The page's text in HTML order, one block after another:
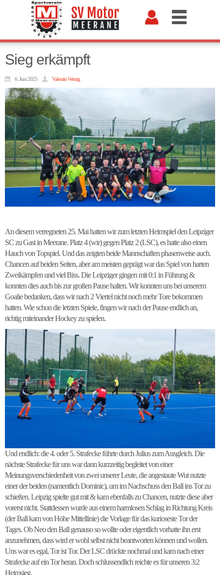
Sieg erkämpft
6. Juni 2025 Valentin Wetzig
An diesem verregneten 25. Mai hatten wir zum letzten Heimspiel den Leipziger
SC zu Gast in Meerane. Platz 4 (wir) gegen Platz 2 (LSC), es hatte also einen
Hauch von Topspiel. Und das zeigten beide Mannschaften phasenweise auch.
Chancen auf beiden Seiten, aber am meisten geprägt war das Spiel von harten
Zweikämpfen und viel Biss. Die Leipziger gingen mit 0:1 in Führung &
konnten dies auch bis zur großen Pause halten. Wir konnten uns bei unserem
Goalie bedanken, dass wir nach 2 Viertel nicht noch mehr Tore bekommen
hatten. Wie schon die letzten Spiele, fingen wir nach der Pause endlich an,
richtig miteinander Hockey zu spielen.
Und endlich: die 4. oder 5. Strafecke führte durch Julius zum Ausgleich. Die
nächste Strafecke für uns war dann kurzzeitig begleitet von einer
Meinungsverschiedenheit von zwei unserer Leute, die angestaute Wut nutzte
einer der beiden (namentlich Dominic), um im Nachschuss den Ball ins Tor zu
schießen. Leipzig spielte gut mit & kam ebenfalls zu Chancen, nutzte diese aber
vorerst nicht. Stattdessen wurde aus einem harmlosen Schlag in Richtung Kreis
(der Ball kam von Höhe Mittellinie) die Vorlage für das kurioseste Tor der
Tages. Ob Neo den Ball genauso so wollte oder eigentlich vorhatte ihn erst
anzunehmen, dass wird er wohl selbst nicht beantworten können und wollen.
Uns war es egal, Tor ist Tor. Der LSC drückte nochmal und kam nach einer
Strafecke auf ein Tor heran. Doch schlussendlich reichte es für unseren 3:2
Heimsieg.